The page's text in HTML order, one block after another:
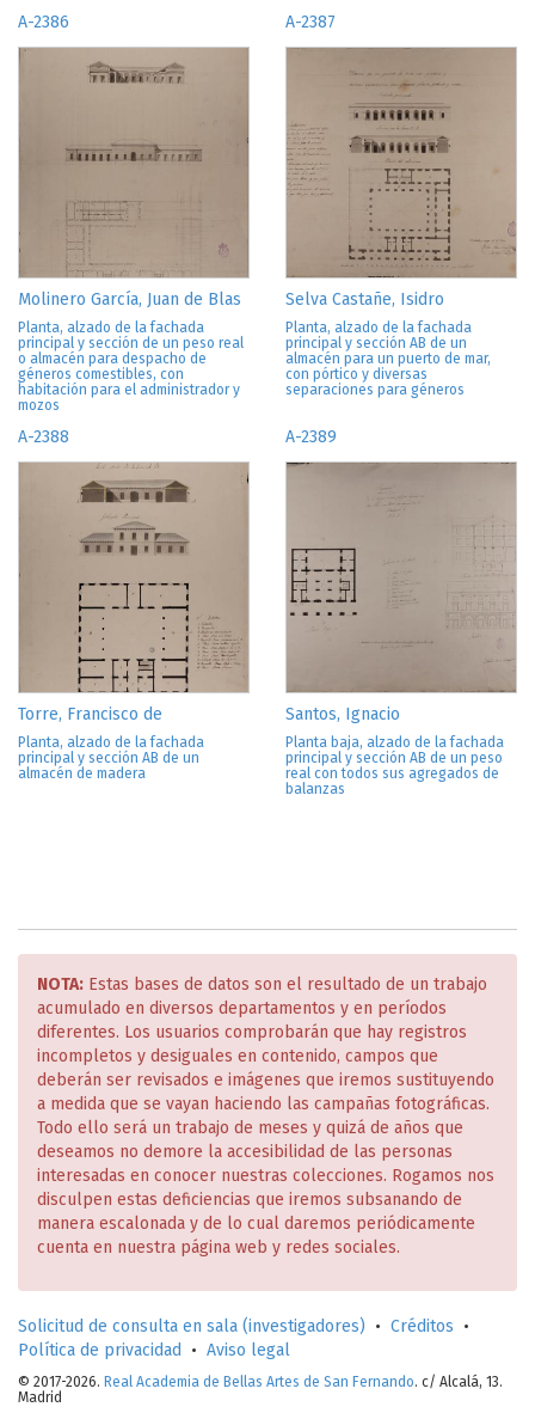
A-2386
Molinero García, Juan de Blas
Planta, alzado de la fachada
principal y sección de un peso real
o almacén para despacho de
géneros comestibles, con
habitación para el administrador y
mozos
A-2387
Selva Castañe, Isidro
Planta, alzado de la fachada
principal y sección AB de un
almacén para un puerto de mar,
con pórtico y diversas
separaciones para géneros
A-2388
Torre, Francisco de
Planta, alzado de la fachada
principal y sección AB de un
almacén de madera
A-2389
Santos, Ignacio
Planta baja, alzado de la fachada
principal y sección AB de un peso
real con todos sus agregados de
balanzas
NOTA: Estas bases de datos son el resultado de un trabajo
acumulado en diversos departamentos y en períodos
diferentes. Los usuarios comprobarán que hay registros
incompletos y desiguales en contenido, campos que
deberán ser revisados e imágenes que iremos sustituyendo
a medida que se vayan haciendo las campañas fotográficas.
Todo ello será un trabajo de meses y quizá de años que
deseamos no demore la accesibilidad de las personas
interesadas en conocer nuestras colecciones. Rogamos nos
disculpen estas deficiencias que iremos subsanando de
manera escalonada y de lo cual daremos periódicamente
cuenta en nuestra página web y redes sociales.
Solicitud de consulta en sala (investigadores) • Créditos •
Política de privacidad
• Aviso legal
© 2017-2026. Real Academia de Bellas Artes de San Fernando. c/ Alcalá, 13.
Madrid